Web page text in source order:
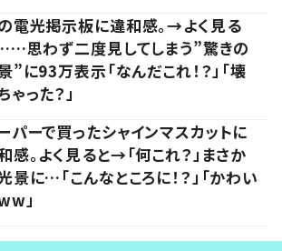
電光掲示板に違和感。→よく見る
思わず二度見してしまう”驚きの
”に93万表示「なんだこれ！？」「壊
ゃった？」
パーで買ったシャインマスカットに
感。よく見ると→「何これ？」まさか
景に…「こんなところに！？」「かわい
」